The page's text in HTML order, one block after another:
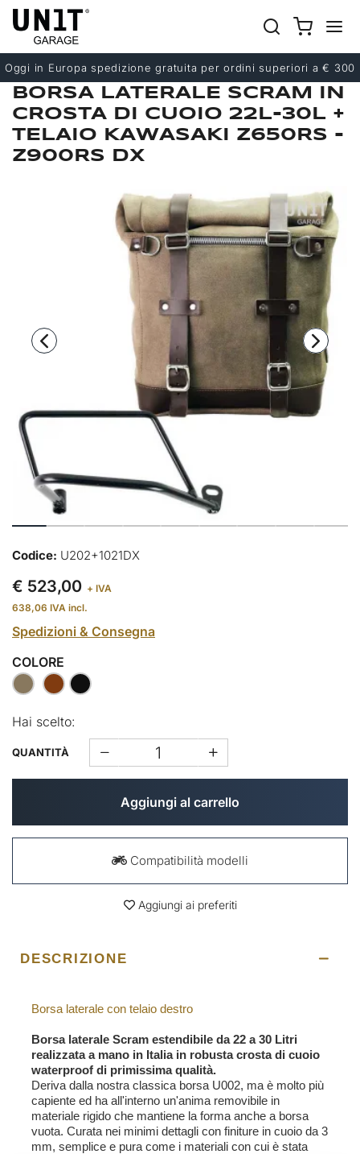
Oggi in Europa spedizione gratuita per ordini superiori a € 300
Precedente
Successivo
BORSA LATERALE SCRAM IN
CROSTA DI CUOIO 22L-30L +
TELAIO KAWASAKI Z650RS -
Z900RS DX
Codice: U202+1021DX
€ 523,00 + IVA
638,06 IVA incl.
Spedizioni & Consegna
COLORE
Hai scelto:
QUANTITÀ
Aggiungi al carrello
Compatibilità modelli
Aggiungi ai preferiti
DESCRIZIONE
Borsa laterale con telaio destro
Borsa laterale Scram estendibile da 22 a 30 Litri
realizzata a mano in Italia in robusta crosta di cuoio
waterproof di primissima qualità.
Deriva dalla nostra classica borsa U002, ma è molto più
capiente ed ha all'interno un'anima removibile in
materiale rigido che mantiene la forma anche a borsa
vuota. Curata nei minimi dettagli con finiture in cuoio da 3
mm, semplice e pura come i materiali con cui è stata